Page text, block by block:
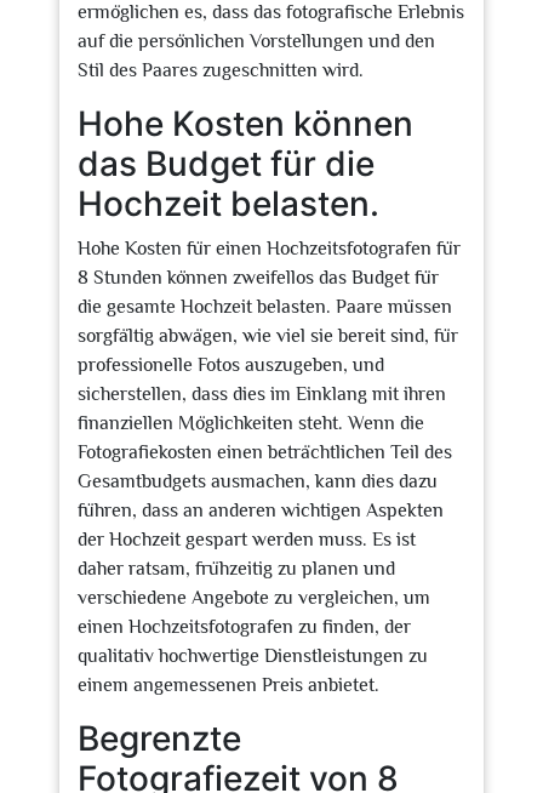
ermöglichen es, dass das fotografische Erlebnis
auf die persönlichen Vorstellungen und den
Stil des Paares zugeschnitten wird.
Hohe Kosten können
das Budget für die
Hochzeit belasten.
Hohe Kosten für einen Hochzeitsfotografen für
8 Stunden können zweifellos das Budget für
die gesamte Hochzeit belasten. Paare müssen
sorgfältig abwägen, wie viel sie bereit sind, für
professionelle Fotos auszugeben, und
sicherstellen, dass dies im Einklang mit ihren
finanziellen Möglichkeiten steht. Wenn die
Fotografiekosten einen beträchtlichen Teil des
Gesamtbudgets ausmachen, kann dies dazu
führen, dass an anderen wichtigen Aspekten
der Hochzeit gespart werden muss. Es ist
daher ratsam, frühzeitig zu planen und
verschiedene Angebote zu vergleichen, um
einen Hochzeitsfotografen zu finden, der
qualitativ hochwertige Dienstleistungen zu
einem angemessenen Preis anbietet.
Begrenzte
Fotografiezeit von 8